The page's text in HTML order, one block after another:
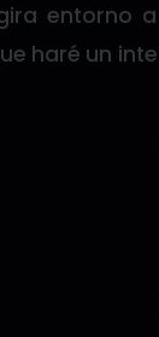
entorno
haré un